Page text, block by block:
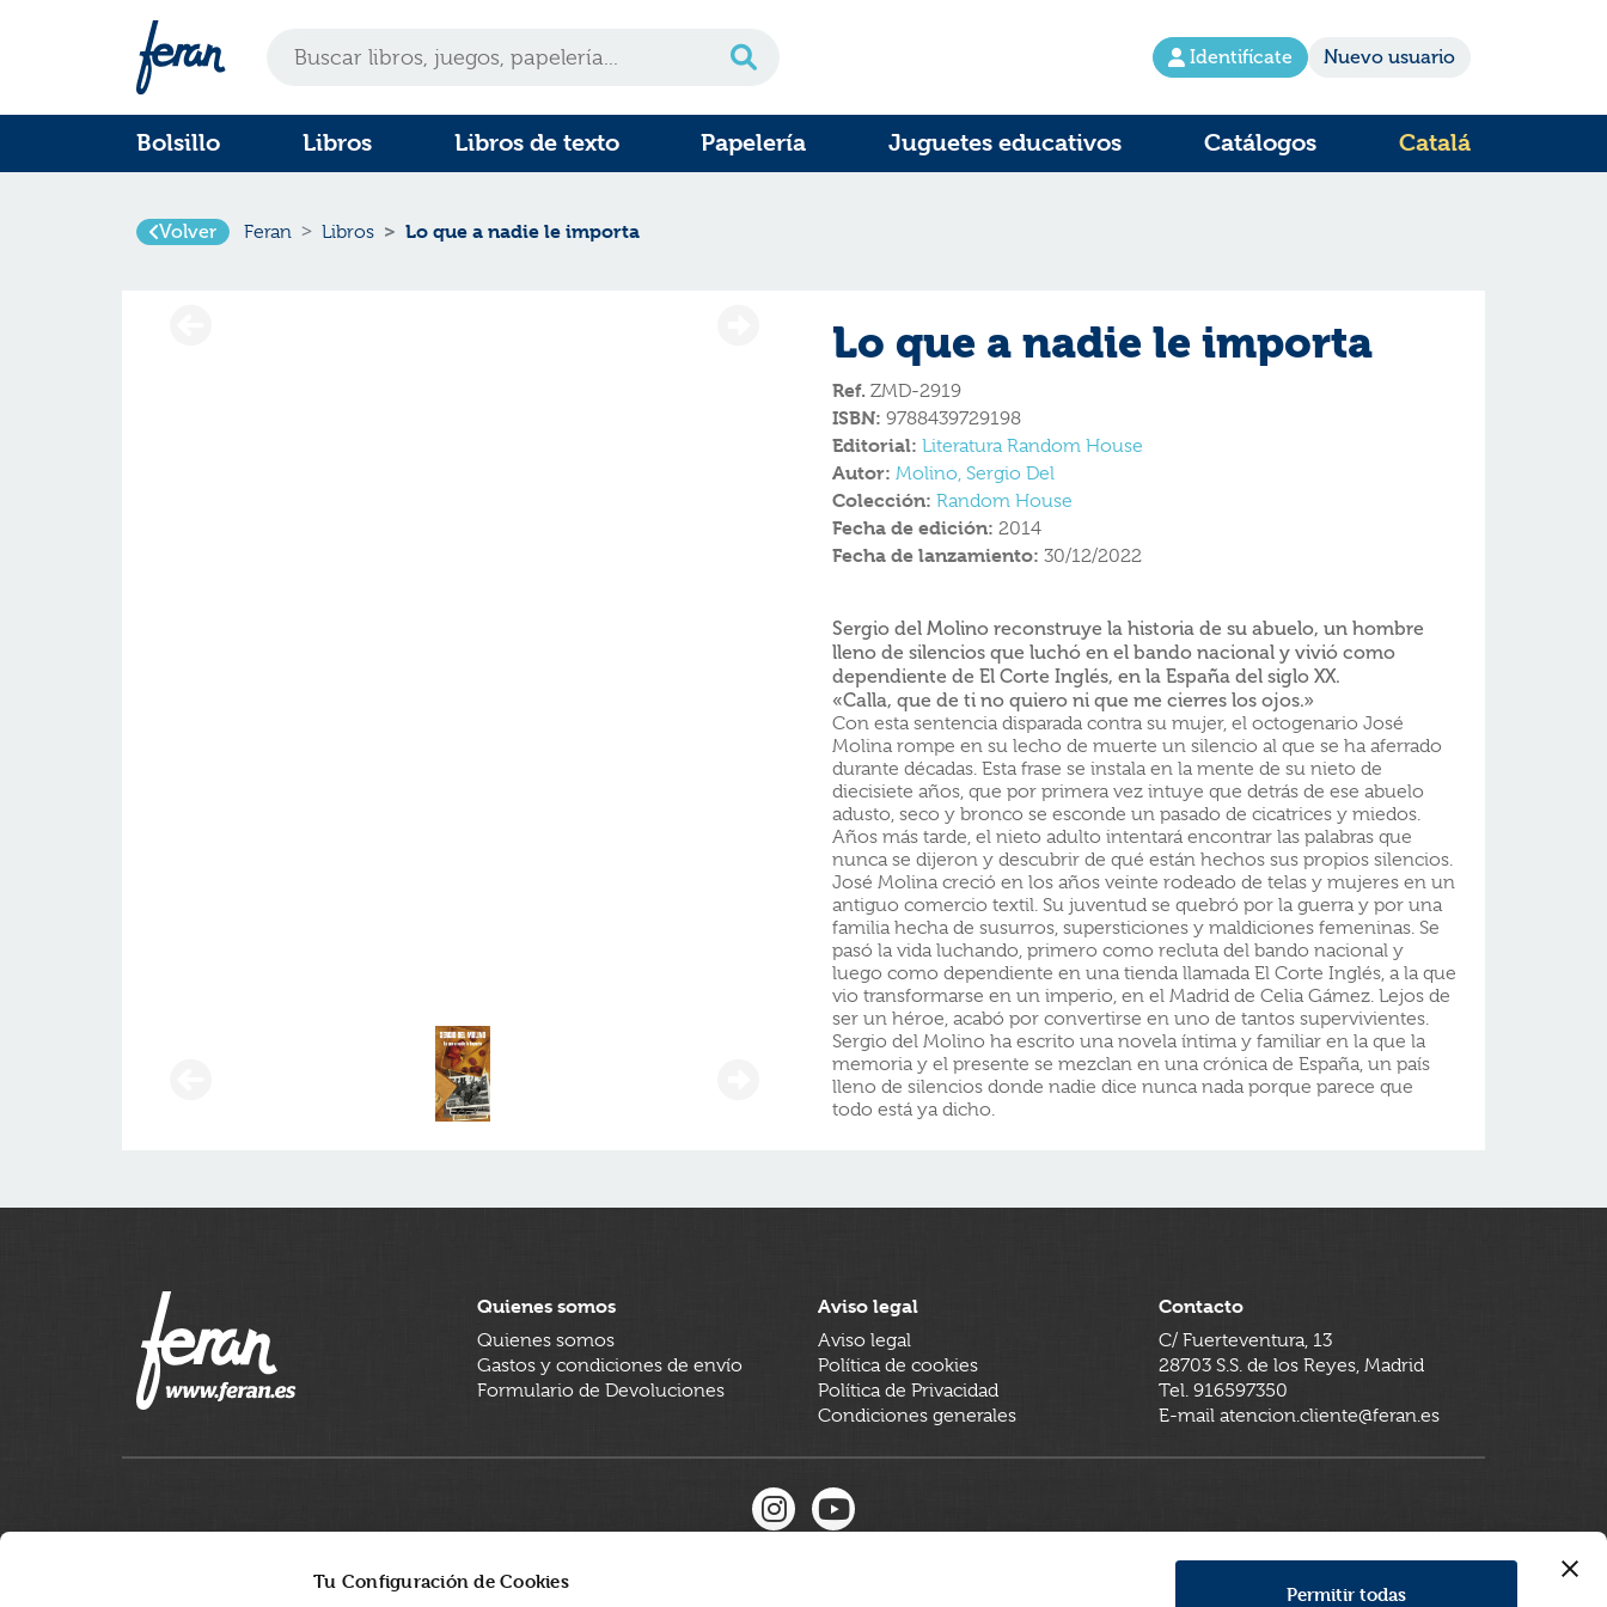
Tu Configuración de Cookies
Permitir todas
Identifícate Nuevo usuario
Bolsillo Libros Libros de texto Papelería Juguetes educativos Catálogos Catalá
Volver Feran Libros Lo que a nadie le importa
Lo que a nadie le importa
Ref. ZMD-2919
ISBN: 9788439729198
Editorial: Literatura Random House
Autor: Molino, Sergio Del
Colección: Random House
Fecha de edición: 2014
Fecha de lanzamiento: 30/12/2022
Sergio del Molino reconstruye la historia de su abuelo, un hombre
lleno de silencios que luchó en el bando nacional y vivió como
dependiente de El Corte Inglés, en la España del siglo XX.
«Calla, que de ti no quiero ni que me cierres los ojos.»
Con esta sentencia disparada contra su mujer, el octogenario José
Molina rompe en su lecho de muerte un silencio al que se ha aferrado
durante décadas. Esta frase se instala en la mente de su nieto de
diecisiete años, que por primera vez intuye que detrás de ese abuelo
adusto, seco y bronco se esconde un pasado de cicatrices y miedos.
Años más tarde, el nieto adulto intentará encontrar las palabras que
nunca se dijeron y descubrir de qué están hechos sus propios silencios.
José Molina creció en los años veinte rodeado de telas y mujeres en un
antiguo comercio textil. Su juventud se quebró por la guerra y por una
familia hecha de susurros, supersticiones y maldiciones femeninas. Se
pasó la vida luchando, primero como recluta del bando nacional y
luego como dependiente en una tienda llamada El Corte Inglés, a la que
vio transformarse en un imperio, en el Madrid de Celia Gámez. Lejos de
ser un héroe, acabó por convertirse en uno de tantos supervivientes.
Sergio del Molino ha escrito una novela íntima y familiar en la que la
memoria y el presente se mezclan en una crónica de España, un país
lleno de silencios donde nadie dice nunca nada porque parece que
todo está ya dicho.
Quienes somos
Quienes somos
Gastos y condiciones de envío
Formulario de Devoluciones
Aviso legal
Aviso legal
Política de cookies
Política de Privacidad
Condiciones generales
Contacto
C/ Fuerteventura, 13
28703 S.S. de los Reyes, Madrid
Tel. 916597350
E-mail atencion.cliente@feran.es